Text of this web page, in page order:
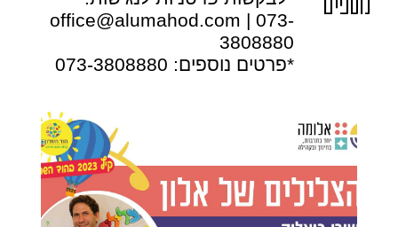
נוספים
office@alumahod.com | 073-
3808880
*פרטים נוספים: 073-3808880